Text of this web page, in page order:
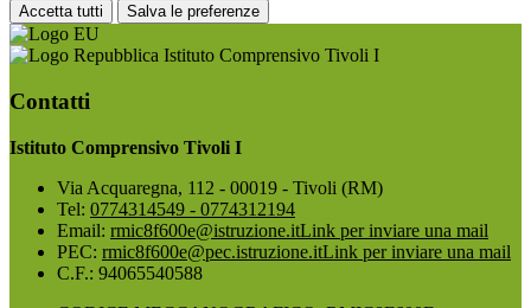
Accetta tutti Salva le preferenze
Istituto Comprensivo Tivoli I
Contatti
Istituto Comprensivo Tivoli I
Via Acquaregna, 112 - 00019 - Tivoli (RM)
Tel: 0774314549 - 0774312194
Email: rmic8f600e@istruzione.itLink per inviare una mail
PEC: rmic8f600e@pec.istruzione.itLink per inviare una mail
C.F.: 94065540588